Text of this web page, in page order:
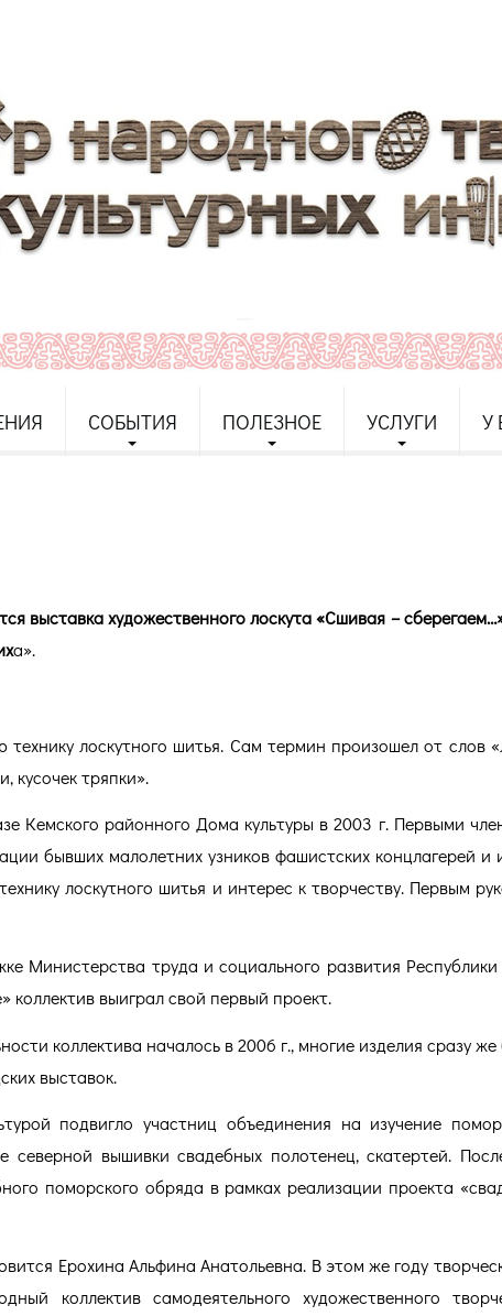
СОБЫТИЯ ПОЛЕЗНОЕ УСЛУГИ У
выставка художественного лоскута «Сшивая –
а».
лоскутного шитья. Сам термин произошел от слов
кусочек тряпки».
Кемского районного Дома культуры в 2003 г. Первыми
бывших малолетних узников фашистских концлагерей и
лоскутного шитья и интерес к творчеству. Первым
Министерства труда и социального развития
выиграл свой первый проект.
коллектива началось в 2006 г., многие изделия сразу
выставок.
подвигло участниц объединения на изучение
северной вышивки свадебных полотенец, скатертей.
поморского обряда в рамках реализации проекта
Ерохина Альфина Анатольевна. В этом же году
коллектив самодеятельного художественного